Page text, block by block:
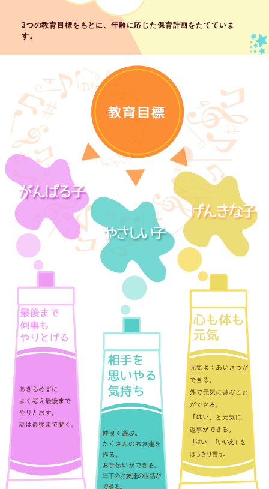
3つの教育目標をもとに、年齢に応じた保育計画をたてていま
す。